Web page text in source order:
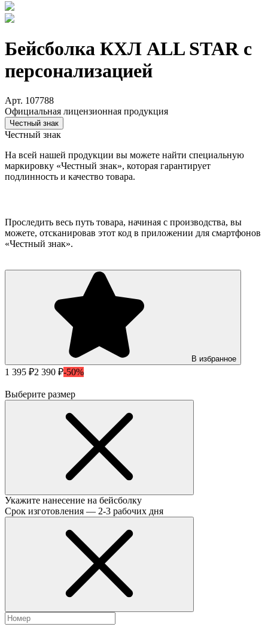
Бейсболка КХЛ ALL STAR с
персонализацией
Арт. 107788
Официальная лицензионная продукция
Честный знак
Честный знак
На всей нашей продукции вы можете найти специальную
маркировку «Честный знак», которая гарантирует
подлинность и качество товара.
Проследить весь путь товара, начиная с производства, вы
можете, отсканировав этот код в приложении для смартфонов
«Честный знак».
В избранное
1 395 ₽2 390 ₽-50%
Выберите размер
Укажите нанесение на бейсболку
Срок изготовления — 2-3 рабочих дня